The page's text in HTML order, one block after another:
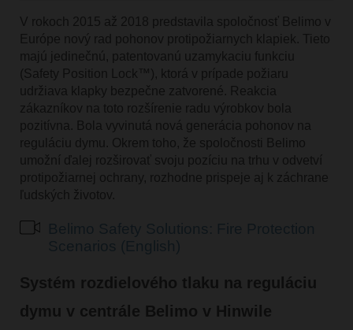
V rokoch 2015 až 2018 predstavila spoločnosť Belimo v
Európe nový rad pohonov protipožiarnych klapiek. Tieto
majú jedinečnú, patentovanú uzamykaciu funkciu
(Safety Position Lock™), ktorá v prípade požiaru
udržiava klapky bezpečne zatvorené. Reakcia
zákazníkov na toto rozšírenie radu výrobkov bola
pozitívna. Bola vyvinutá nová generácia pohonov na
reguláciu dymu. Okrem toho, že spoločnosti Belimo
umožní ďalej rozširovať svoju pozíciu na trhu v odvetví
protipožiarnej ochrany, rozhodne prispeje aj k záchrane
ľudských životov.
Systém rozdielového tlaku na reguláciu
dymu v centrále Belimo v Hinwile